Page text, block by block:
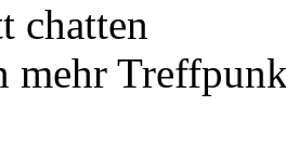
chatten
mehr